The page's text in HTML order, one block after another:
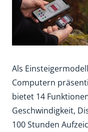
Als
Computern
bietet 14
Geschwindigkeit,
100 Stunden